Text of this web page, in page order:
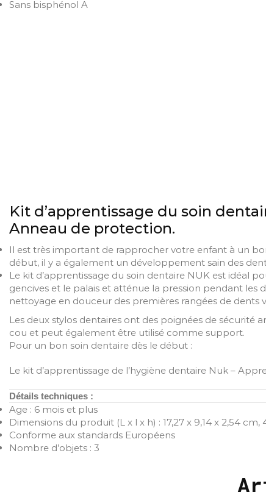
Sans bisphénol A
Kit d’apprentissage du soin
Anneau de protection.
Il est très important de rapprocher votre enfant à un
début, il y a également un développement sain des
Le kit d’apprentissage du soin dentaire NUK est idéal
gencives et le palais et atténue la pression pendant les
nettoyage en douceur des premières rangées de
Les deux stylos dentaires ont des poignées de
cou et peut également être utilisé comme support.
Pour un bon soin dentaire dès le début :
Le kit d’apprentissage de l’hygiène dentaire Nuk –
Détails techniques :
Age : 6 mois et plus
Dimensions du produit (L x l x h)‎ : ‎17,27 x 9,14 x 2,54
Conforme aux standards Européens
Nombre d’objets : 3